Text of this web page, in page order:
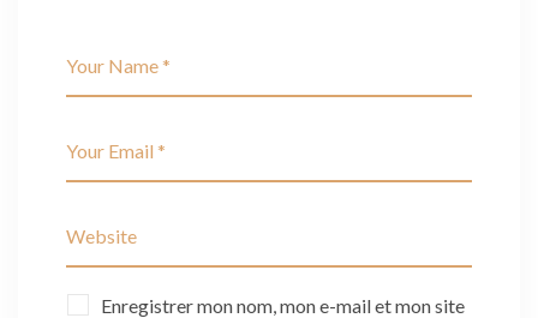
Enregistrer mon nom, mon e-mail et mon site